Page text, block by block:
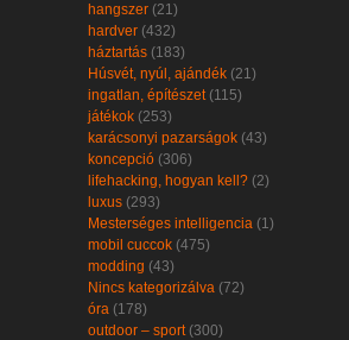
hangszer (21)
hardver (432)
háztartás (183)
Húsvét, nyúl, ajándék (21)
ingatlan, építészet (115)
játékok (253)
karácsonyi pazarságok (43)
koncepció (306)
lifehacking, hogyan kell? (2)
luxus (293)
Mesterséges intelligencia (1)
mobil cuccok (475)
modding (43)
Nincs kategorizálva (72)
óra (178)
outdoor – sport (300)